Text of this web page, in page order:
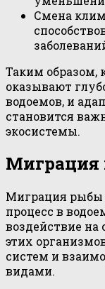
Смена
Таким образом,
оказывают
водоемов, и
становится
экосистемы.
Миграция
Миграция рыбы
процесс в
воздействие
этих
систем и
видами.